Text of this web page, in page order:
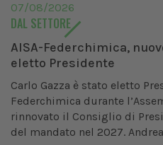
07/08/2026
DAL SETTORE
AISA-Federchimica,
eletto Presidente
Carlo Gazza è stato eletto
Federchimica durante
rinnovato il Consiglio di
del mandato nel 2027.